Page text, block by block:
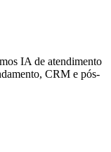
IA de atendimento
CRM e pós-